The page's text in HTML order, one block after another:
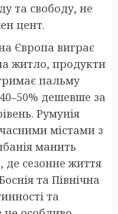
та свободу, не
цент.
Європа виграє
житло, продукти
пальму
дешевше за
Румунія
містами з
манить
сезонне життя
та Північна
та